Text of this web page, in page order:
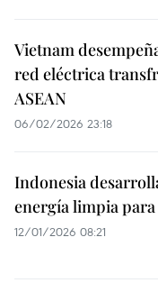
Vietnam
red eléctrica
ASEAN
06/02/2026 23:18
Indonesia
energía limpia
12/01/2026 08:21